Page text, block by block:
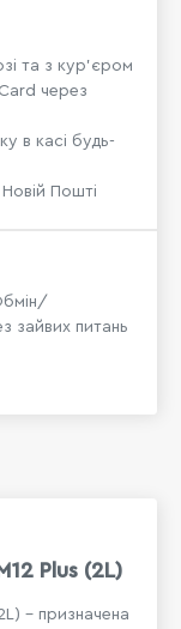
та з кур’єром
через
в касі будь-
Пошті
зайвих питань
Plus (2L)
- призначена